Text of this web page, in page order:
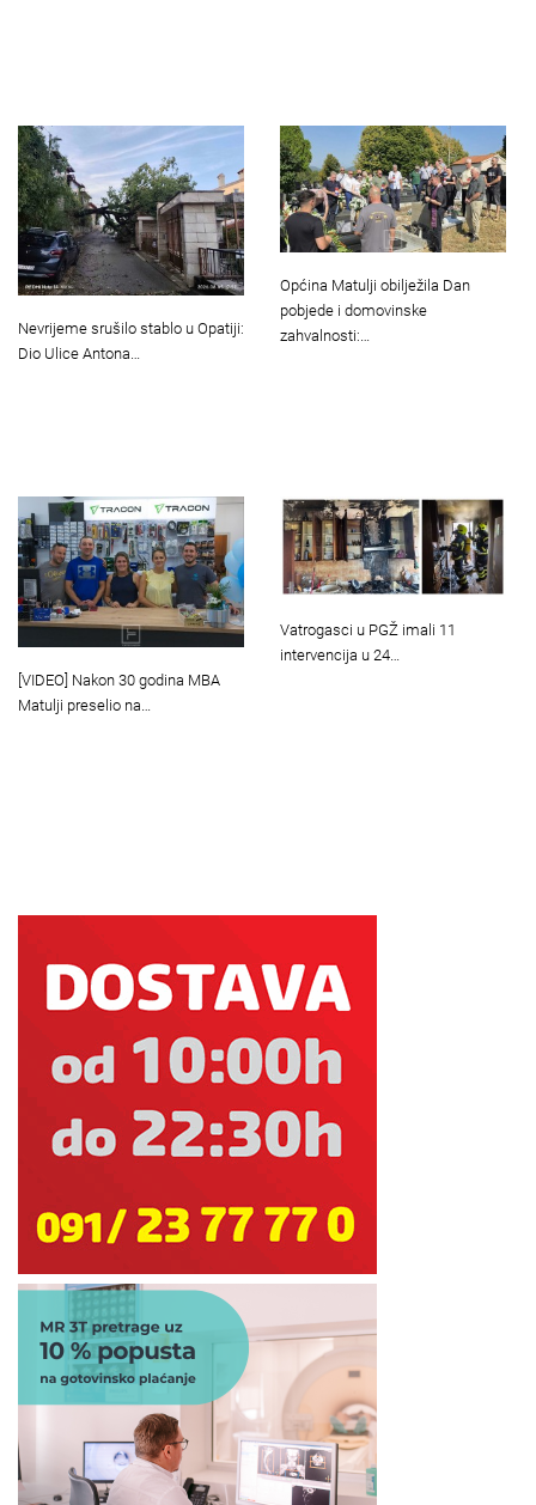
Nevrijeme srušilo stablo u Opatiji:
Dio Ulice Antona…
Općina Matulji obilježila Dan
pobjede i domovinske
zahvalnosti:…
[VIDEO] Nakon 30 godina MBA
Matulji preselio na…
Vatrogasci u PGŽ imali 11
intervencija u 24…